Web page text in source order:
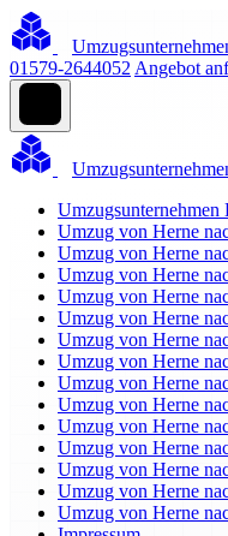
01579-2644052 Angebot
Umzugsunternehmen
Umzug von Herne
Umzug von Herne
Umzug von Herne
Umzug von Herne
Umzug von Herne
Umzug von Herne
Umzug von Herne
Umzug von Herne
Umzug von Herne
Umzug von Herne
Umzug von Herne
Umzug von Herne
Umzug von Herne
Umzug von Herne